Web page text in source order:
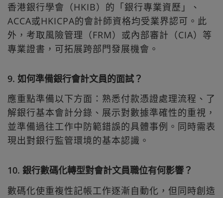
香港銀行學會（HKIB）的「銀行專業資歷」、
ACCA或HKICPA的會計師資格均受業界認可。此
外，考取風險管理（FRM）或內部審計（CIA）等
專業證書，可拓展跨部門發展機會。
9. 如何準備銀行會計文員的面試？
應重點準備以下方面：熟悉付款憑證處理流程、了
解銀行基本會計分錄、展示對數據準確性的重視，
並準備過往工作中防範錯誤的具體事例。同時需表
現出對銀行監管環境的基本認識。
10. 銀行數碼化轉型對會計文員職位有何影響？
數碼化使重複性記帳工作逐漸自動化，但同時創造